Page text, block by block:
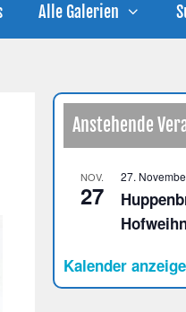
Alle Galerien
Anstehende
NOV.
27
27.
Kalender